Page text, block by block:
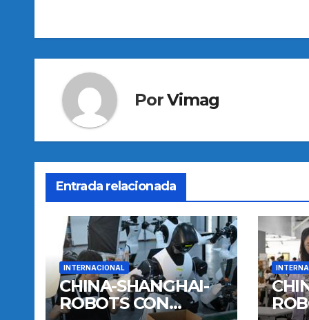
PorVimag
Entrada relacionada
INTERNACIONAL
CHINA-SHANGHAI-
ROBOTS CON